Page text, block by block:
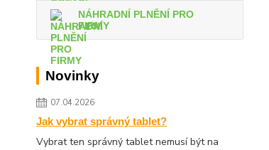
NÁHRADNÍ PLNĚNÍ PRO
FIRMY
Novinky
07.04.2026
Jak vybrat správný tablet?
Vybrat ten správný tablet nemusí být na